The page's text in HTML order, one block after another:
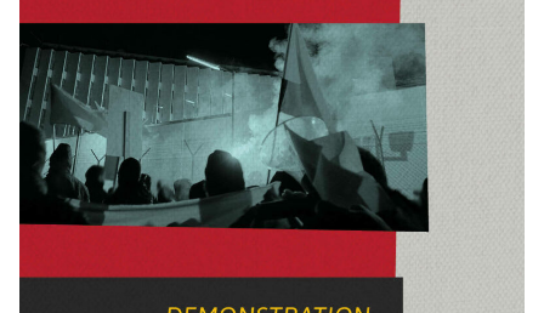
und die anderen Insassen zu grüßen. Zeitgleich […]